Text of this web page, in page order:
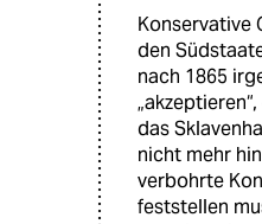
Konservative
den
nach 1865
das
nicht mehr
verbohrte
feststellen